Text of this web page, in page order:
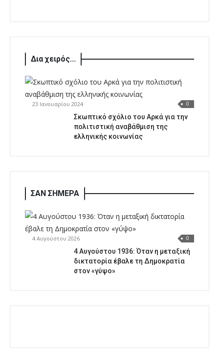
Δια χειρός...
23 Ιανουαρίου 2024 0
Σκωπτικό σχόλιο του Αρκά για την
πολιτιστική αναβάθμιση της
ελληνικής κοινωνίας
ΣΑΝ ΣΗΜΕΡΑ
4 Αυγούστου 2026 0
4 Αυγούστου 1936: Όταν η μεταξική
δικτατορία έβαλε τη Δημοκρατία
στον «γύψο»